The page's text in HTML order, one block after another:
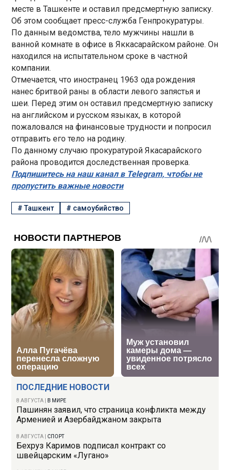
ПОСЛЕДНИЕ НОВОСТИ
8 АВГУСТА В МИРЕ
Пашинян заявил, что страница конфликта между
Арменией и Азербайджаном закрыта
8 АВГУСТА СПОРТ
Бехруз Каримов подписал контракт со
швейцарским «Лугано»
месте в Ташкенте и оставил предсмертную записку.
Об этом сообщает пресс-служба Генпрокуратуры.
По данным ведомства, тело мужчины нашли в
ванной комнате в офисе в Яккасарайском районе. Он
находился на испытательном сроке в частной
компании.
Отмечается, что иностранец 1963 ода рождения
нанес бритвой раны в области левого запястья и
шеи. Перед этим он оставил предсмертную записку
на английском и русском языках, в которой
пожаловался на финансовые трудности и попросил
отправить его тело на родину.
По данному случаю прокуратурой Якасарайского
района проводится доследственная проверка.
Подпишитесь на наш канал в Telegram, чтобы не
пропустить важные новости
#Ташкент # самоубийство